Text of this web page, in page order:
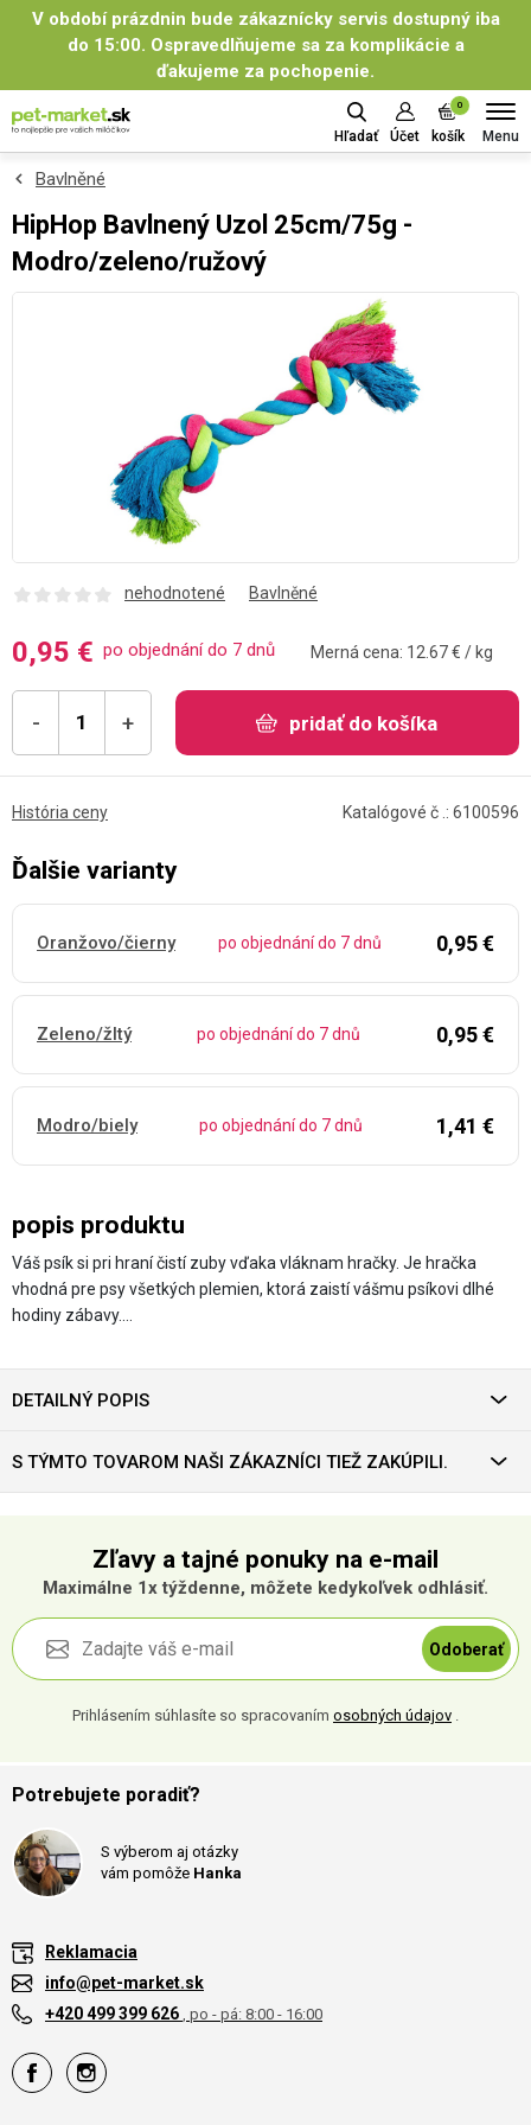
V období prázdnin bude zákaznícky servis dostupný iba
do 15:00. Ospravedlňujeme sa za komplikácie a
ďakujeme za pochopenie.
Hľadať Účet
0
košík Menu
Bavlněné
HipHop Bavlnený Uzol 25cm/75g -
Modro/zeleno/ružový
nehodnotené Bavlněné
popis produktu
Váš psík si pri hraní čistí zuby vďaka vláknam hračky. Je hračka
vhodná pre psy všetkých plemien, ktorá zaistí vášmu psíkovi dlhé
hodiny zábavy.…
0,95 € po objednání do 7 dnů Merná cena: 12.67 € / kg
- + pridať do košíka
História ceny Katalógové č .: 6100596
Ďalšie varianty
Oranžovo/čierny po objednání do 7 dnů 0,95 €
Zeleno/žltý po objednání do 7 dnů 0,95 €
Modro/biely po objednání do 7 dnů 1,41 €
DETAILNÝ POPIS
S TÝMTO TOVAROM NAŠI ZÁKAZNÍCI TIEŽ ZAKÚPILI.
Zľavy a tajné ponuky na e-mail
Maximálne 1x týždenne, môžete kedykoľvek odhlásiť.
Odoberať
Prihlásením súhlasíte so spracovaním osobných údajov .
Potrebujete poradiť?
S výberom aj otázky
vám pomôže Hanka
Reklamacia
info@pet-market.sk
+420 499 399 626 , po - pá: 8:00 - 16:00